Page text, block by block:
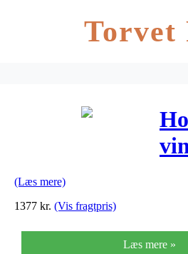
Torvet
(Læs mere)
1377 kr. (Vis fragtpris)
Læs mere »